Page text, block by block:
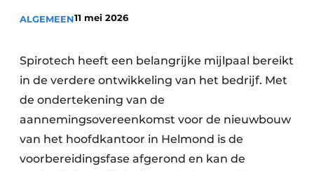
Privacy / Cookie statement
Vacatures
Video’s
ALGEMEEN11 mei 2026
Spirotech heeft een belangrijke mijlpaal bereikt
in de verdere ontwikkeling van het bedrijf. Met
de ondertekening van de
aannemingsovereenkomst voor de nieuwbouw
van het hoofdkantoor in Helmond is de
voorbereidingsfase afgerond en kan de